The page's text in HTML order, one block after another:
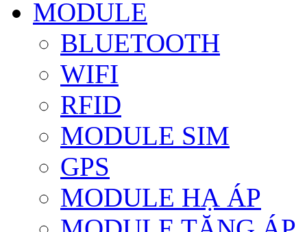
MODULE
BLUETOOTH
WIFI
RFID
MODULE SIM
GPS
MODULE HẠ ÁP